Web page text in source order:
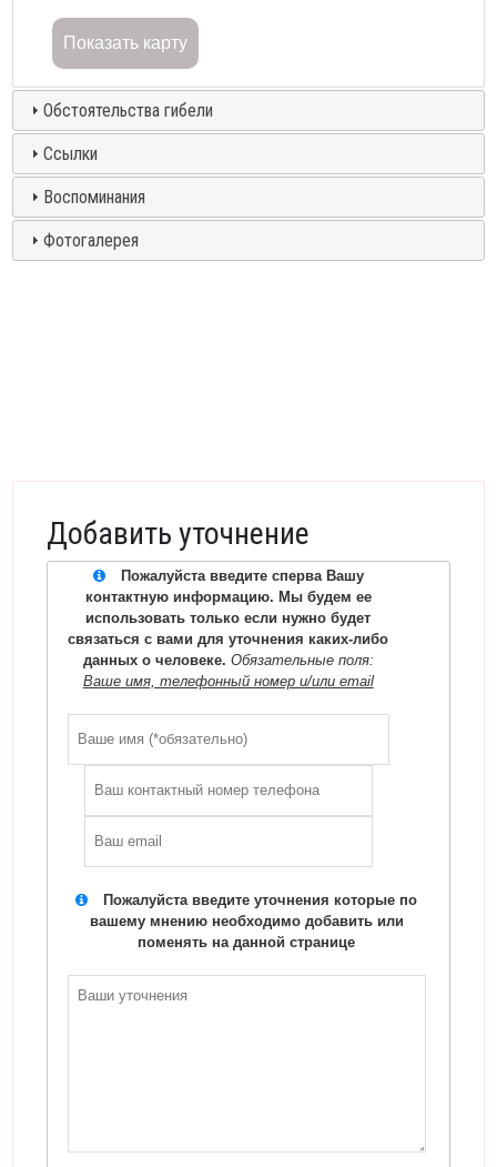
Показать карту
Обстоятельства гибели
Ссылки
Воспоминания
Фотогалерея
Добавить уточнение
Пожалуйста введите сперва Вашу
контактную информацию. Мы будем ее
использовать только если нужно будет
связаться с вами для уточнения каких-либо
данных о человеке. Обязательные поля:
Ваше имя, телефонный номер и/или email
Пожалуйста введите уточнения которые по
вашему мнению необходимо добавить или
поменять на данной странице